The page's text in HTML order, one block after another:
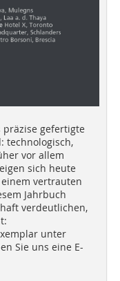
gefertigte
technologisch,
vor allem
sich heute
vertrauten
Jahrbuch
verdeutlichen,
unter
Sie uns eine E-